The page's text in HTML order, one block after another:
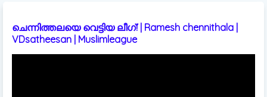
ചെന്നിത്തലയെ വെട്ടിയ ലീഗ്! | Ramesh chennithala |
VDsatheesan | Muslimleague